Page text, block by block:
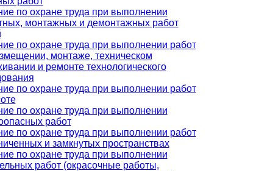
по охране труда при выполнении
монтажных и демонтажных работ
по охране труда при выполнении работ
монтаже, техническом
и ремонте технологического
по охране труда при выполнении работ
по охране труда при выполнении
работ
по охране труда при выполнении работ
и замкнутых пространствах
по охране труда при выполнении
работ (окрасочные работы,